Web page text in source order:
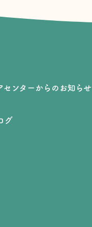
センターからのお知らせ
グ